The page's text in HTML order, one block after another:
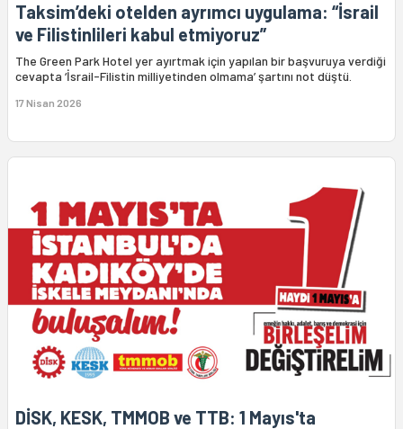
Taksim’deki otelden ayrımcı uygulama: “İsrail
ve Filistinlileri kabul etmiyoruz”
The Green Park Hotel yer ayırtmak için yapılan bir başvuruya verdiği
cevapta ‘İsrail-Filistin milliyetinden olmama’ şartını not düştü.
17 Nisan 2026
DİSK, KESK, TMMOB ve TTB: 1 Mayıs'ta